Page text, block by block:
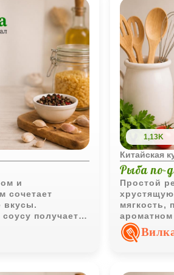
и
сочетает
вкусы.
получается
стиле.
1,13K
Китайская
Рыба по-
Простой
мягкость,
китайской